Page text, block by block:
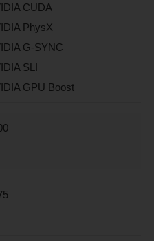
CUDA
PhysX
G-SYNC
SLI
GPU Boost